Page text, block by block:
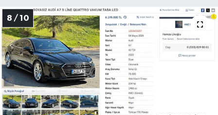
8 / 10